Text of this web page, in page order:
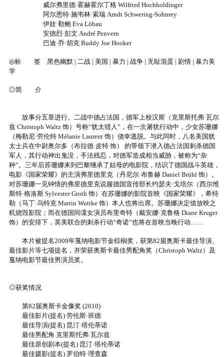
威尔弗里德·霍赫霍尔丁格 Wilfried Hochholdinger
阿尔恩特·施韦林·索瑞 Arndt Schwering-Sohnrey
伊娃·勒鲍 Eva Löbau
安德烈·彭文 André Penvern
巴迪·乔·胡克 Buddy Joe Hooker
◎标 签 黑色幽默 | 二战 | 美国 | 暴力 | 战争 | 无耻混蛋 | 剧情 | 暴力美
学
◎简 介
故事分五章进行。二战中德占法国，德军上校汉斯（克里斯托弗·瓦尔
兹 Christoph Waltz 饰）号称“犹太猎人”，在一次屠犹行动中，少女苏珊娜
（梅勒尼·劳伦特 Mélanie Laurent 饰）侥幸逃脱。与此同时，八名美国犹
太士兵在中尉奥尔多（布拉德·皮特 饰） 的带领下潜入德占法国刺杀德国
军人，其行动神出鬼没，手法残忍，对德军造成相当威胁，被称为“杂
种”。三年后苏珊娜来到巴黎继承了姑母的电影院，结识了德国战斗英雄，
电影《国家荣耀》的主演弗里德里克（丹尼尔·布鲁赫 Daniel Brühl 饰）。
对苏珊娜一见钟情的弗里德里克说服德国宣传部长约瑟夫·戈培尔（西尔维
斯特·格洛斯 Sylvester Groth 饰）在苏珊娜的影院首映《国家荣耀》，希特
勒（马丁·乌特克 Martin Wuttke 饰）本人也将出席。苏珊娜决定借放映之
机烧毁影院；而在德国间谍女演员布里奇特（戴安娜·克鲁格 Diane Kruger
饰）的安排下，英美联合的刺杀行动“奇诺”也将在首映当晚行动……
本片被提名2009年戛纳电影节金棕榈奖，获第82届奥斯卡最佳导演、
最佳影片等七项提名，并荣获奥斯卡最佳男配角奖（Christoph Waltz）及
戛纳电影节最佳男演员奖。
◎获奖情况
第82届奥斯卡金像奖 (2010)
最佳影片(提名) 劳伦斯·班德
最佳导演(提名) 昆汀·塔伦蒂诺
最佳男配角 克里斯托弗·瓦尔兹
最佳原创剧本(提名) 昆汀·塔伦蒂诺
最佳摄影(提名) 罗伯特·理查森